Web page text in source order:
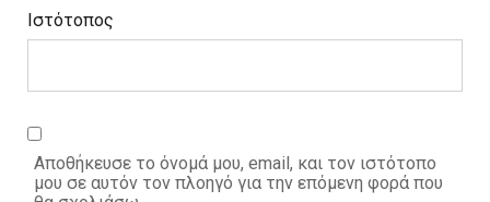
Ιστότοπος
Αποθήκευσε το όνομά μου, email, και τον ιστότοπο
μου σε αυτόν τον πλοηγό για την επόμενη φορά που